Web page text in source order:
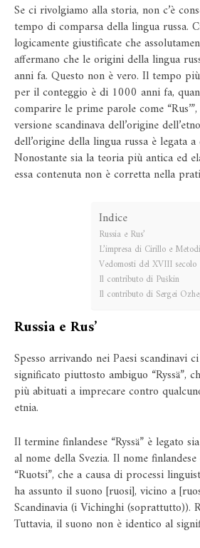
Se ci rivolgiamo alla storia, non c’è
tempo di comparsa della lingua russa.
logicamente giustificate che
affermano che le origini della lingua
anni fa. Questo non è vero. Il tempo
per il conteggio è di 1000 anni fa,
comparire le prime parole come
versione scandinava dell’origine
dell’origine della lingua russa è legata
Nonostante sia la teoria più antica ed
essa contenuta non è corretta nella
Indice
Russia e Rus’
L’impresa di Cirillo e
Vedomosti del XVIII secolo
Il contributo di Puškin
Il contributo di Sergei
Russia e Rus’
Spesso arrivando nei Paesi scandinavi
significato piuttosto ambiguo “Ryssä”,
più abituati a imprecare contro
etnia.
Il termine finlandese “Ryssä” è legato
al nome della Svezia. Il nome
“Ruotsi”, che a causa di processi
ha assunto il suono [ruosi], vicino a
Scandinavia (i Vichinghi (soprattutto)).
Tuttavia, il suono non è identico al